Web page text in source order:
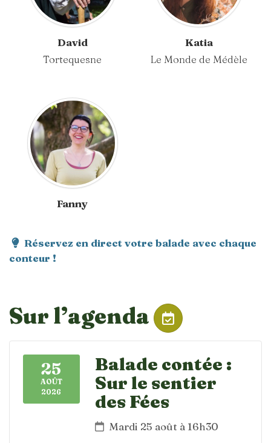
David
Tortequesne
Katia
Le Monde de Médèle
Fanny
Réservez en direct votre balade avec chaque
conteur !
Sur l’agenda
25
AOÛT
2026
Balade contée :
Sur le sentier
des Fées
Mardi 25 août à 16h30